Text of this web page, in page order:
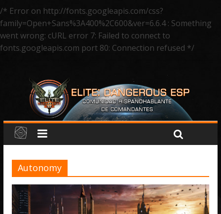
/* Error on http://fonts.googleapis.com/css?
family=Open+Sans%3A400%2C600&ver=6.6.4 : Something
went wrong: cURL error 7: Failed to connect to
fonts.googleapis.com port 80: Connection refused */
Autonomy